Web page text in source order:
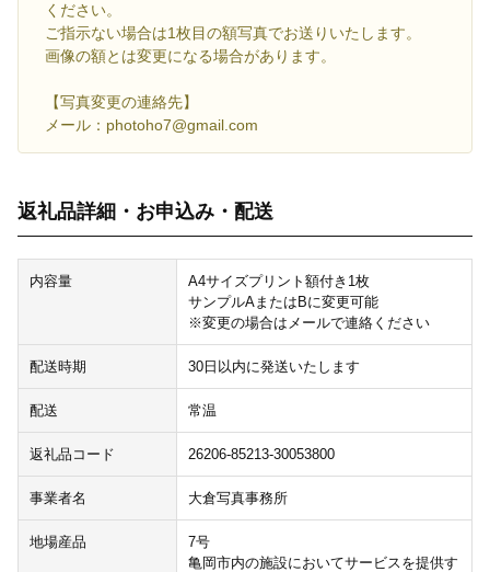
ください。
ご指示ない場合は1枚目の額写真でお送りいたします。
画像の額とは変更になる場合があります。
【写真変更の連絡先】
メール：photoho7@gmail.com
返礼品詳細・お申込み・配送
内容量
A4サイズプリント額付き1枚
サンプルAまたはBに変更可能
※変更の場合はメールで連絡ください
配送時期 30日以内に発送いたします
配送 常温
返礼品コード 26206-85213-30053800
事業者名 大倉写真事務所
地場産品
7号
亀岡市内の施設においてサービスを提供す